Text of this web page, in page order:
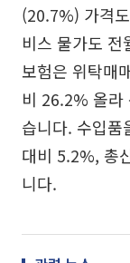
(20.7%) 가격
비스 물가도
보험은 위탁매
비 26.2% 올라
습니다. 수입품
대비 5.2%, 총
니다.